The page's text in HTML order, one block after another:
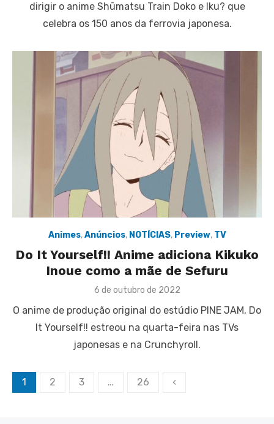
dirigir o anime Shūmatsu Train Doko e Iku? que
celebra os 150 anos da ferrovia japonesa.
Animes,Anúncios, NOTÍCIAS, Preview, TV
Do It Yourself!! Anime adiciona Kikuko
Inoue como a mãe de Sefuru
Posted
6 de outubro de 2022
O anime de produção original do estúdio PINE JAM, Do
It Yourself!! estreou na quarta-feira nas TVs
japonesas e na Crunchyroll.
Paginação
1 2 3 … 26 ‹